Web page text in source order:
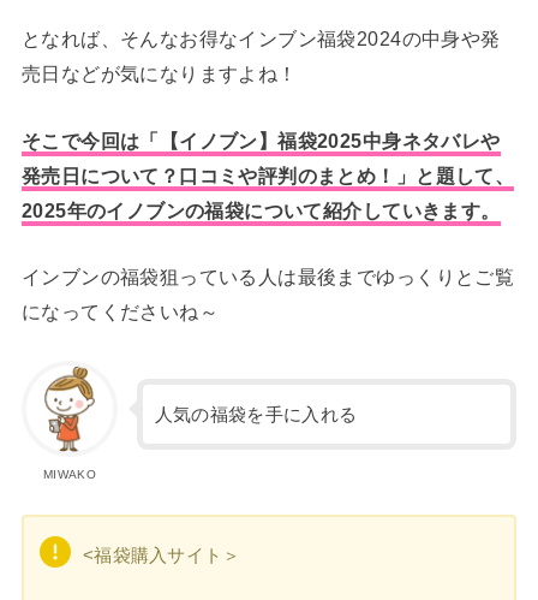
となれば、そんなお得なインブン福袋2024の中身や発
売日などが気になりますよね！
そこで今回は「【イノブン】福袋2025中身ネタバレや
発売日について？口コミや評判のまとめ！」と題して、
2025年のイノブンの福袋について紹介していきます。
インブンの福袋狙っている人は最後までゆっくりとご覧
になってくださいね～
MIWAKO
人気の福袋を手に入れる
<福袋購入サイト＞